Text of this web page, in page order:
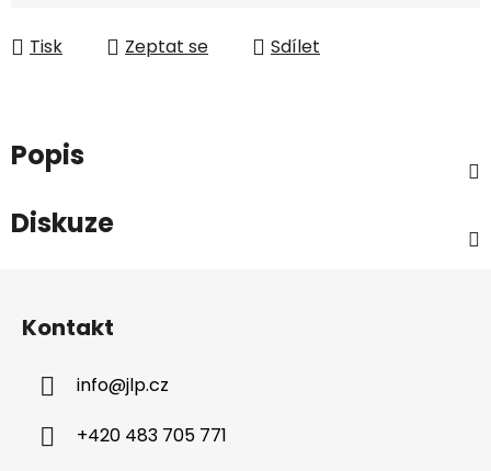
Tisk Zeptat se Sdílet
Popis
Diskuze
Kontakt
info@jlp.cz
+420 483 705 771